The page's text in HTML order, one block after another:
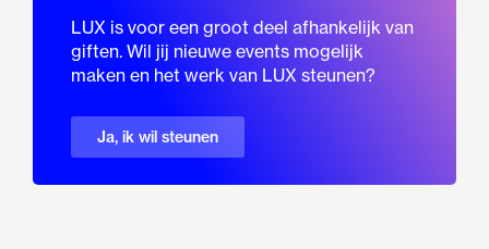
LUX is voor een groot deel afhankelijk van
giften. Wil jij nieuwe events mogelijk
maken en het werk van LUX steunen?
Ja, ik wil steunen